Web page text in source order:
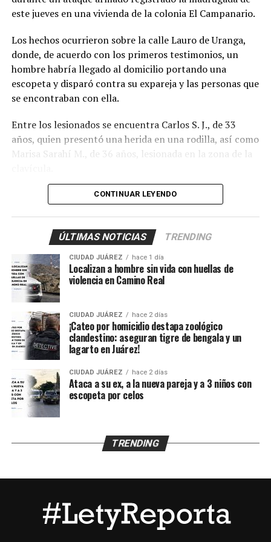
este jueves en una vivienda de la colonia El Campanario.
Los hechos ocurrieron sobre la calle Lauro de Uranga,
donde, de acuerdo con los primeros testimonios, un
hombre habría llegado al domicilio portando una
escopeta y disparó contra su expareja y las personas que
se encontraban con ella.
Entre los lesionados se encuentra Carlos S. J., de 33
años, quien presentó una herida en una rodilla, así como
Marisa Sarahí M., de 36 años, lesionada en la zona de la
También fueron atendidos Damián, de 14 años; Ana, de
El probable responsable fue identificado como Abraham
B., de 38 años, expareja de la mujer y presunto padre de
los menores, de acuerdo con información
proporcionada por un mando policiaco.
Agentes ministeriales acudieron al lugar para procesar
la escena, recabar evidencias e iniciar la búsqueda del
presunto agresor, quien hasta el momento no ha sido
detenido.
CONTINUAR LEYENDO
ÚLTIMAS NOTICIAS TRENDING
CIUDAD JUÁREZ hace 1 día
Localizan a hombre sin vida con huellas de
violencia en Camino Real
CIUDAD JUÁREZ hace 2 días
¡Cateo por homicidio destapa zoológico
clandestino: aseguran tigre de bengala y un
lagarto en Juárez!
CIUDAD JUÁREZ hace 2 días
Ataca a su ex, a la nueva pareja y a 3 niños con
escopeta por celos
TRENDING